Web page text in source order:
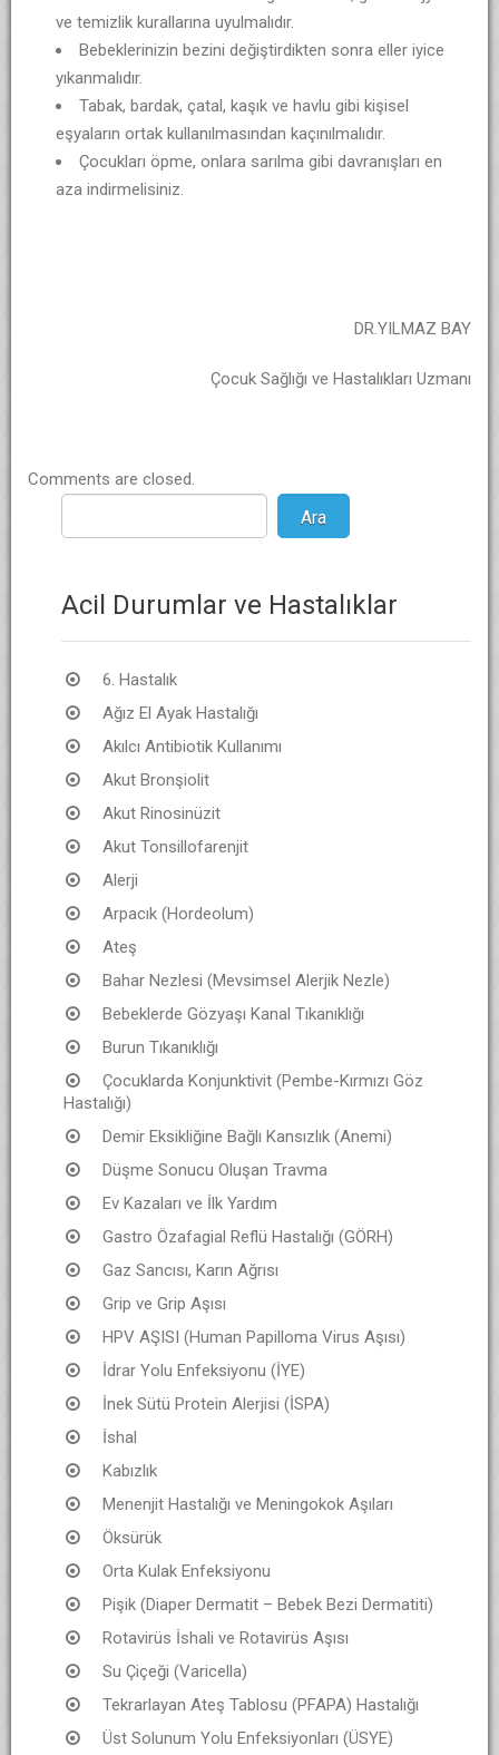
ve temizlik kurallarına uyulmalıdır.
Bebeklerinizin bezini değiştirdikten sonra eller iyice
yıkanmalıdır.
Tabak, bardak, çatal, kaşık ve havlu gibi kişisel
eşyaların ortak kullanılmasından kaçınılmalıdır.
Çocukları öpme, onlara sarılma gibi davranışları en
aza indirmelisiniz.
DR.YILMAZ BAY
Çocuk Sağlığı ve Hastalıkları Uzmanı
Comments are closed.
Acil Durumlar ve Hastalıklar
6. Hastalık
Ağız El Ayak Hastalığı
Akılcı Antibiotik Kullanımı
Akut Bronşiolit
Akut Rinosinüzit
Akut Tonsillofarenjit
Alerji
Arpacık (Hordeolum)
Ateş
Bahar Nezlesi (Mevsimsel Alerjik Nezle)
Bebeklerde Gözyaşı Kanal Tıkanıklığı
Burun Tıkanıklığı
Çocuklarda Konjunktivit (Pembe-Kırmızı Göz
Hastalığı)
Demir Eksikliğine Bağlı Kansızlık (Anemi)
Düşme Sonucu Oluşan Travma
Ev Kazaları ve İlk Yardım
Gastro Özafagial Reflü Hastalığı (GÖRH)
Gaz Sancısı, Karın Ağrısı
Grip ve Grip Aşısı
HPV AŞISI (Human Papilloma Virus Aşısı)
İdrar Yolu Enfeksiyonu (İYE)
İnek Sütü Protein Alerjisi (İSPA)
İshal
Kabızlık
Menenjit Hastalığı ve Meningokok Aşıları
Öksürük
Orta Kulak Enfeksiyonu
Pişik (Diaper Dermatit – Bebek Bezi Dermatiti)
Rotavirüs İshali ve Rotavirüs Aşısı
Su Çiçeği (Varicella)
Tekrarlayan Ateş Tablosu (PFAPA) Hastalığı
Üst Solunum Yolu Enfeksiyonları (ÜSYE)